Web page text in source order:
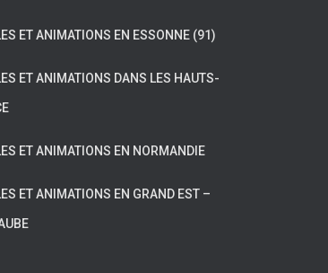
ET ANIMATIONS EN ESSONNE (91)
ET ANIMATIONS DANS LES HAUTS-
ET ANIMATIONS EN NORMANDIE
ET ANIMATIONS EN GRAND EST –